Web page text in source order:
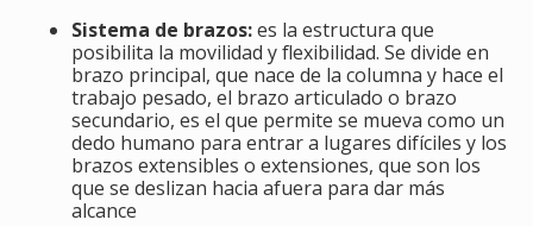
Sistema de brazos:es la estructura que
posibilita la movilidad y flexibilidad. Se divide en
brazo principal, que nace de la columna y hace el
trabajo pesado, el brazo articulado o brazo
secundario, es el que permite se mueva como un
dedo humano para entrar a lugares difíciles y los
brazos extensibles o extensiones, que son los
que se deslizan hacia afuera para dar más
alcance